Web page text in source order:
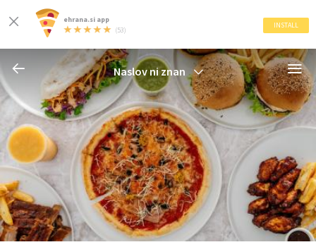
ehrana.si app
(53)
INSTALL
Naslov ni znan